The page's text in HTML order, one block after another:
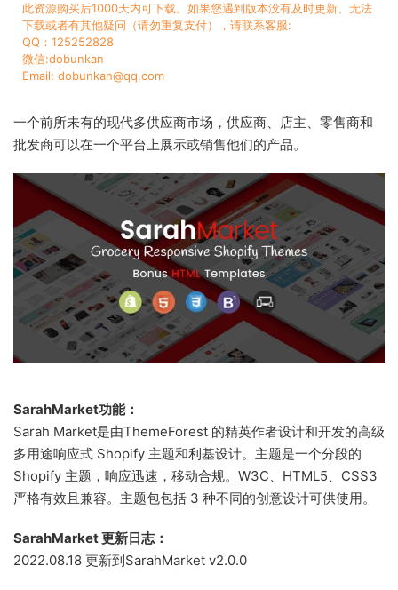
此资源购买后1000天内可下载。如果您遇到版本没有及时更新、无法
下载或者有其他疑问（请勿重复支付），请联系客服:
QQ：125252828
微信:dobunkan
Email: dobunkan@qq.com
一个前所未有的现代多供应商市场，供应商、店主、零售商和
批发商可以在一个平台上展示或销售他们的产品。
SarahMarket功能：
Sarah Market是由ThemeForest 的精英作者设计和开发的高级
多用途响应式 Shopify 主题和利基设计。主题是一个分段的
Shopify 主题，响应迅速，移动合规。W3C、HTML5、CSS3
严格有效且兼容。主题包包括 3 种不同的创意设计可供使用。
SarahMarket 更新日志：
2022.08.18 更新到SarahMarket v2.0.0